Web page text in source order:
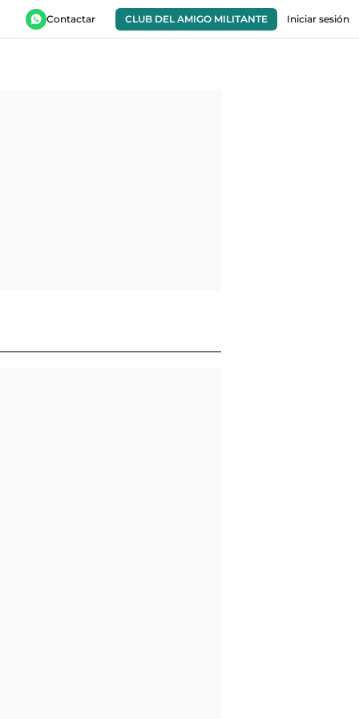
Contactar CLUB DEL AMIGO MILITANTE Iniciar sesión